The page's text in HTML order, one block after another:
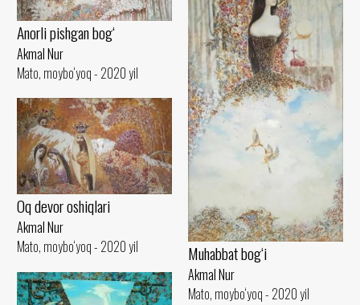
Anorli pishgan bog‘
Akmal Nur
Mato, moybo‘yoq - 2020 yil
Muhabbat bog‘i
Akmal Nur
Mato, moybo‘yoq - 2020 yil
Oq devor oshiqlari
Akmal Nur
Mato, moybo‘yoq - 2020 yil